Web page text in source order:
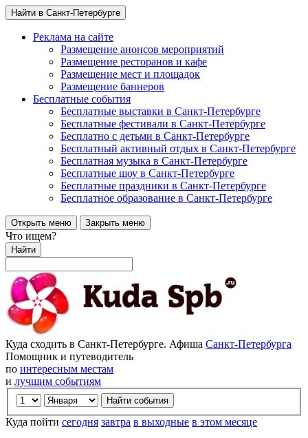
Найти в Санкт-Петербурге
Реклама на сайте
Размещение анонсов мероприятий
Размещение ресторанов и кафе
Размещение мест и площадок
Размещение баннеров
Бесплатные события
Бесплатные выставки в Санкт-Петербурге
Бесплатные фестивали в Санкт-Петербурге
Бесплатно с детьми в Санкт-Петербурге
Бесплатный активный отдых в Санкт-Петербурге
Бесплатная музыка в Санкт-Петербурге
Бесплатные шоу в Санкт-Петербурге
Бесплатные праздники в Санкт-Петербурге
Бесплатное образование в Санкт-Петербурге
Открыть меню Закрыть меню
Что ищем?
Найти
Куда сходить в Санкт-Петербурге. Афиша Санкт-Петербурга
Помощник и путеводитель
по интересным местам
и лучшим событиям
Куда пойти сегодня завтра в выходные в этом месяце